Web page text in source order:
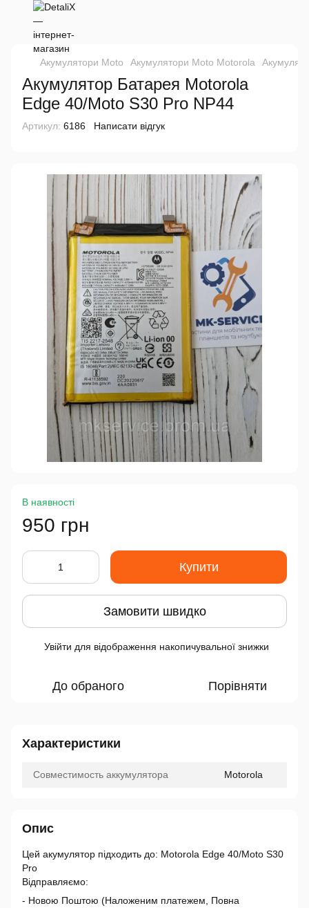
Акумулятори Moto Акумулятори Moto Motorola
Акумулятор Батарея Motorola
Edge 40/Moto S30 Pro NP44
Артикул: 6186 Написати відгук
В наявності
950 грн
Купити
Замовити швидко
Увійти для відображення накопичувальної знижки
До обраного Порівняти
Характеристики
Совместимость аккумулятора Motorola
Опис
Цей акумулятор підходить до: Motorola Edge 40/Moto S30
Pro
Відправляємо:
- Новою Поштою (Наложеним платежем, Повна